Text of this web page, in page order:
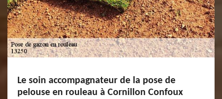
Le soin accompagnateur de la pose de
pelouse en rouleau à Cornillon Confoux